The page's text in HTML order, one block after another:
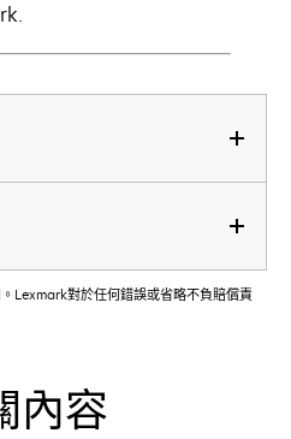
Lexmark對於任何錯誤或省略不負賠償責
內容